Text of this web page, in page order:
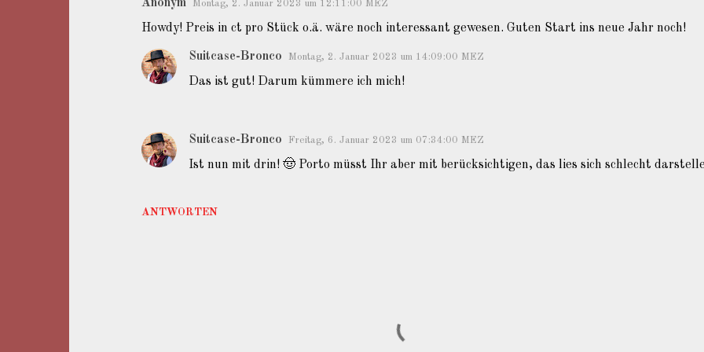
Anonym Montag, 2. Januar 2023 um 12:11:00 MEZ
Howdy! Preis in ct pro Stück o.ä. wäre noch interessant gewesen. Guten Start ins neue Jahr noch!
ANTWORTEN
Suitcase-Bronco Montag, 2. Januar 2023 um 14:09:00 MEZ
Das ist gut! Darum kümmere ich mich!
Suitcase-Bronco Freitag, 6. Januar 2023 um 07:34:00 MEZ
Ist nun mit drin! 🤠 Porto müsst Ihr aber mit berücksichtigen, das lies sich schlecht